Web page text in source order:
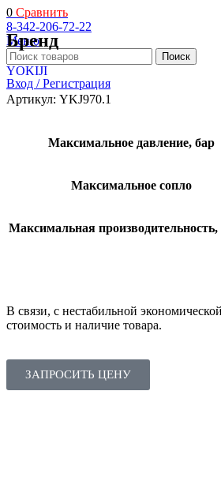
0 Сравнить
8-342-206-72-22
Меню
Поиск
Вход / Регистрация
Бренд
YOKIJI
Артикул: YKJ970.1
Максимальное давление, бар
Максимальное сопло
Максимальная
В связи, с нестабильной
стоимость и наличие товара.
ЗАПРОСИТЬ ЦЕНУ